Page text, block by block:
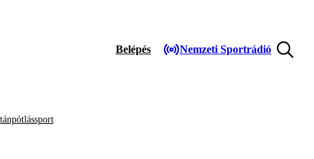
Belépés Nemzeti Sportrádió